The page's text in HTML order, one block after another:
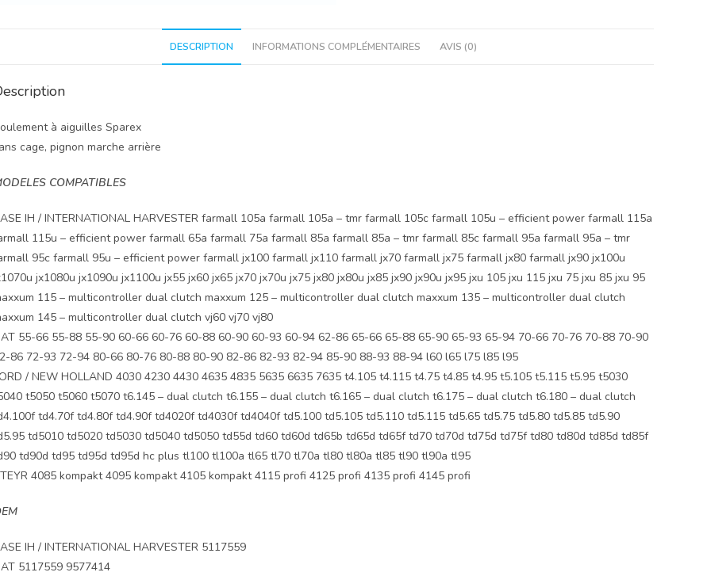
DESCRIPTION INFORMATIONS COMPLÉMENTAIRES AVIS (0)
à aiguilles Sparex
cage, pignon marche arrière
COMPATIBLES
IH / INTERNATIONAL HARVESTER farmall 105a farmall 105a – tmr farmall 105c farmall 105u – efficient power farmall 115a
115u – efficient power farmall 65a farmall 75a farmall 85a farmall 85a – tmr farmall 85c farmall 95a farmall 95a – tmr
95c farmall 95u – efficient power farmall jx100 farmall jx110 farmall jx70 farmall jx75 farmall jx80 farmall jx90 jx100u
jx1080u jx1090u jx1100u jx55 jx60 jx65 jx70 jx70u jx75 jx80 jx80u jx85 jx90 jx90u jx95 jxu 105 jxu 115 jxu 75 jxu 85 jxu 95
115 – multicontroller dual clutch maxxum 125 – multicontroller dual clutch maxxum 135 – multicontroller dual clutch
145 – multicontroller dual clutch vj60 vj70 vj80
55-66 55-88 55-90 60-66 60-76 60-88 60-90 60-93 60-94 62-86 65-66 65-88 65-90 65-93 65-94 70-66 70-76 70-88 70-90
86 72-93 72-94 80-66 80-76 80-88 80-90 82-86 82-93 82-94 85-90 88-93 88-94 l60 l65 l75 l85 l95
/ NEW HOLLAND 4030 4230 4430 4635 4835 5635 6635 7635 t4.105 t4.115 t4.75 t4.85 t4.95 t5.105 t5.115 t5.95 t5030
t5050 t5060 t5070 t6.145 – dual clutch t6.155 – dual clutch t6.165 – dual clutch t6.175 – dual clutch t6.180 – dual clutch
td4.70f td4.80f td4.90f td4020f td4030f td4040f td5.100 td5.105 td5.110 td5.115 td5.65 td5.75 td5.80 td5.85 td5.90
td5010 td5020 td5030 td5040 td5050 td55d td60 td60d td65b td65d td65f td70 td70d td75d td75f td80 td80d td85d td85f
td90d td95 td95d td95d hc plus tl100 tl100a tl65 tl70 tl70a tl80 tl80a tl85 tl90 tl90a tl95
4085 kompakt 4095 kompakt 4105 kompakt 4115 profi 4125 profi 4135 profi 4145 profi
IH / INTERNATIONAL HARVESTER 5117559
5117559 9577414